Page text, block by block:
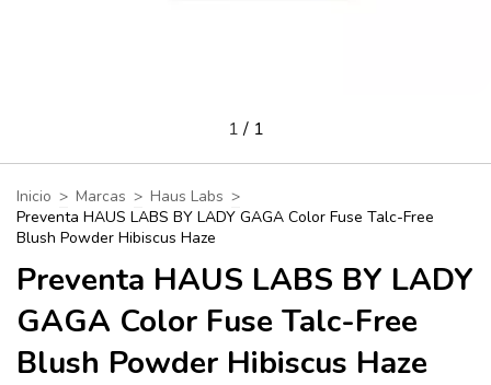
1/ 1
Inicio > Marcas > Haus Labs >
Preventa HAUS LABS BY LADY GAGA Color Fuse Talc-Free
Blush Powder Hibiscus Haze
Preventa HAUS LABS BY LADY
GAGA Color Fuse Talc-Free
Blush Powder Hibiscus Haze